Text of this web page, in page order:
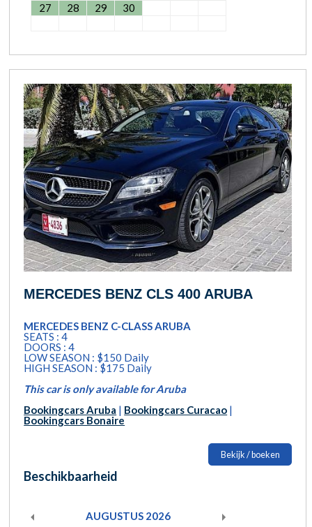
27
28 29 30
MERCEDES BENZ CLS 400 ARUBA
MERCEDES BENZ C-CLASS ARUBA
SEATS : 4
DOORS : 4
LOW SEASON : $150 Daily
HIGH SEASON : $175 Daily
This car is only available for Aruba
Bookingcars Aruba | Bookingcars Curacao |
Bookingcars Bonaire
Bekijk / boeken
Beschikbaarheid
AUGUSTUS 2026